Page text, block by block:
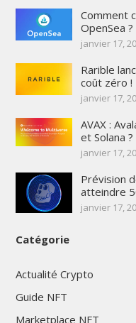
Comment
OpenSea ?
janvier 17,
Rarible
coût zéro !
janvier 17,
AVAX :
et Solana ?
janvier 17,
Prévision
atteindre
janvier 17,
Catégorie
Actualité Crypto
Guide NFT
Marketplace NFT